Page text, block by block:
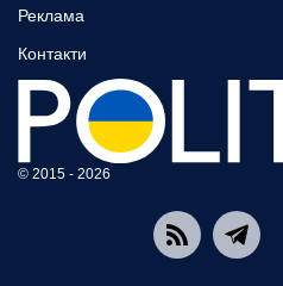
Реклама
Контакти
© 2015 - 2026